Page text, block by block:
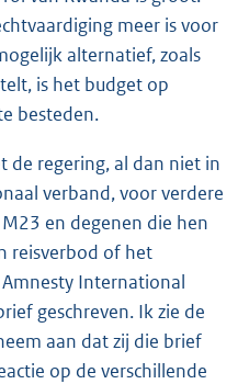
meer is voor
alternatief, zoals
is het budget op
besteden.
de regering, al dan niet in
verband, voor verdere
en degenen die hen
reisverbod of het
International
geschreven. Ik zie de
aan dat zij die brief
op de verschillende